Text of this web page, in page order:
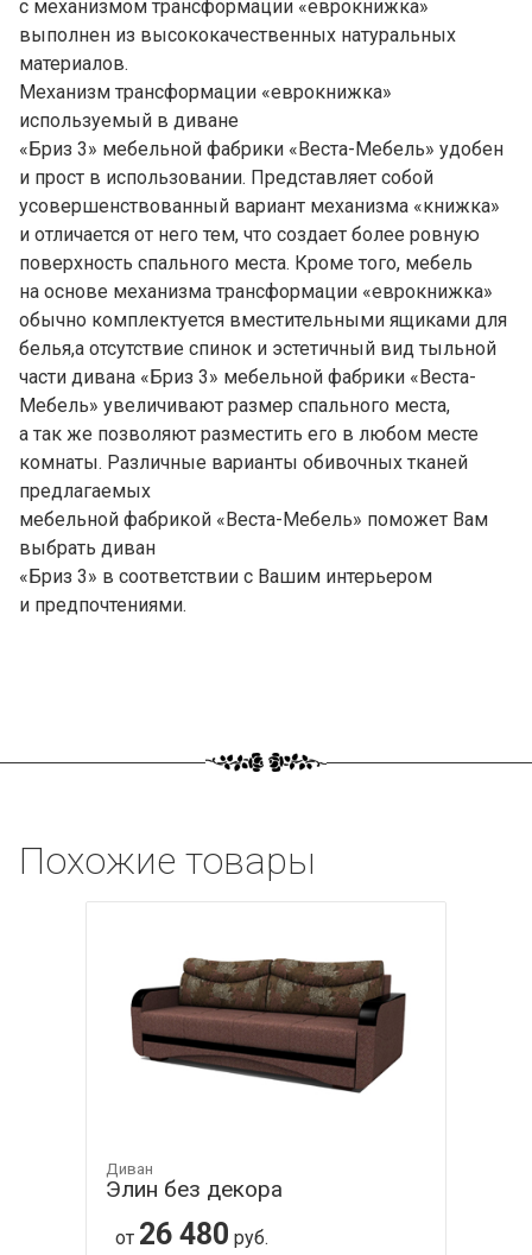
с механизмом трансформации «еврокнижка»
выполнен из высококачественных натуральных
материалов.
Механизм трансформации «еврокнижка»
используемый в диване
«Бриз 3» мебельной фабрики «Веста-Мебель» удобен
и прост в использовании. Представляет собой
усовершенствованный вариант механизма «книжка»
и отличается от него тем, что создает более ровную
поверхность спального места. Кроме того, мебель
на основе механизма трансформации «еврокнижка»
обычно комплектуется вместительными ящиками для
белья,а отсутствие спинок и эстетичный вид тыльной
части дивана «Бриз 3» мебельной фабрики «Веста-
Мебель» увеличивают размер спального места,
а так же позволяют разместить его в любом месте
комнаты. Различные варианты обивочных тканей
предлагаемых
мебельной фабрикой «Веста-Мебель» поможет Вам
выбрать диван
«Бриз 3» в соответствии с Вашим интерьером
и предпочтениями.
Похожие товары
Диван
Элин без декора
от 26 480 руб.